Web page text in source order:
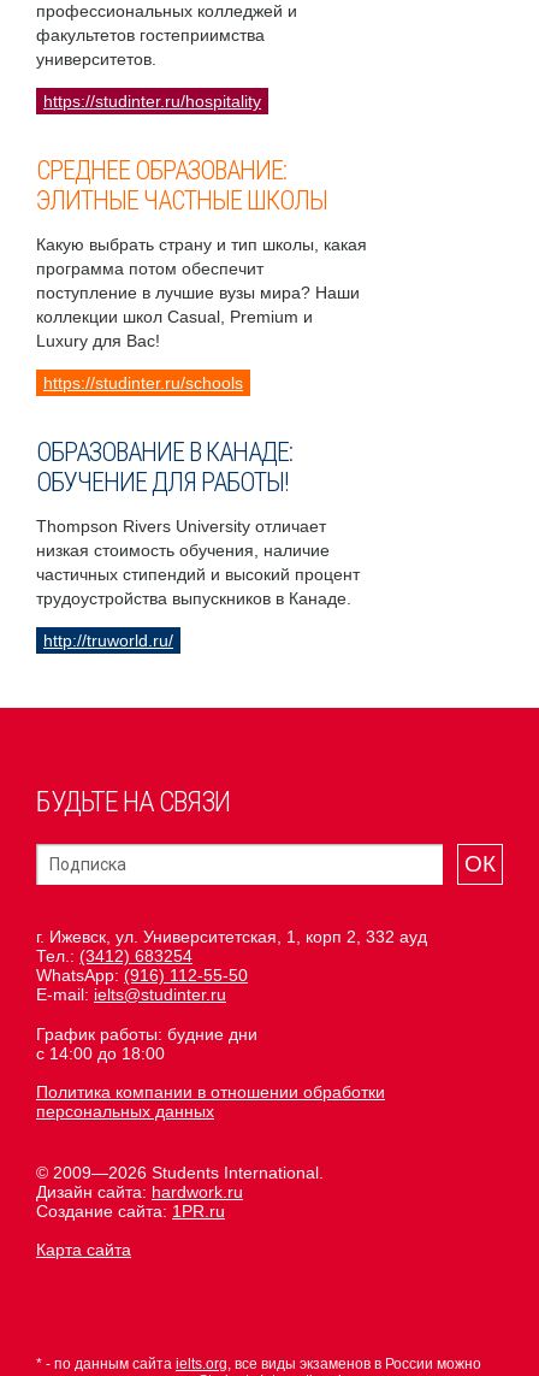
профессиональных колледжей и
факультетов гостеприимства
университетов.
https://studinter.ru/hospitality
СРЕДНЕЕ ОБРАЗОВАНИЕ:
ЭЛИТНЫЕ ЧАСТНЫЕ ШКОЛЫ
Какую выбрать страну и тип школы, какая
программа потом обеспечит
поступление в лучшие вузы мира? Наши
коллекции школ Casual, Premium и
Luxury для Вас!
https://studinter.ru/schools
ОБРАЗОВАНИЕ В КАНАДЕ:
ОБУЧЕНИЕ ДЛЯ РАБОТЫ!
Thompson Rivers University отличает
низкая стоимость обучения, наличие
частичных стипендий и высокий процент
трудоустройства выпускников в Канаде.
http://truworld.ru/
БУДЬТЕ НА СВЯЗИ
ОК
г. Ижевск, ул. Университетская, 1, корп 2, 332 ауд
Тел.: (3412) 683254
WhatsApp: (916) 112-55-50
E-mail: ielts@studinter.ru
График работы: будние дни
с 14:00 до 18:00
Политика компании в отношении обработки
персональных данных
© 2009—2026 Students International.
Дизайн сайта: hardwork.ru
Создание сайта: 1PR.ru
Карта сайта
* - по данным сайта ielts.org, все виды экзаменов в России можно